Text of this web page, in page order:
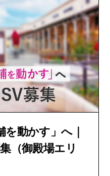
を動かす」へ｜
（御殿場エリ